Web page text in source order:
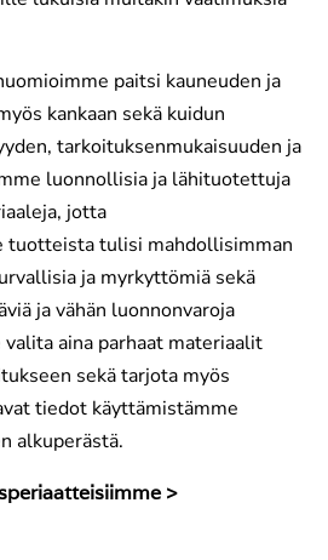
paitsi kauneuden ja
kankaan sekä kuidun
tarkoituksenmukaisuuden ja
luonnollisia ja lähituotettuja
jotta
tuotteista tulisi mahdollisimman
ja myrkyttömiä sekä
ja vähän luonnonvaroja
aina parhaat materiaalit
sekä tarjota myös
tiedot käyttämistämme
alkuperästä.
>